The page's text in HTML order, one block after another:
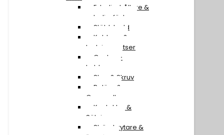
Extraljushållare &
extraljusfäste
Stöldskydd
Kablage &
Ledningssatser
Canbus-
kablage
Stag & Skruv
Reläer &
Omvandlare
Kontakter &
Säkringar
Strömbrytare &